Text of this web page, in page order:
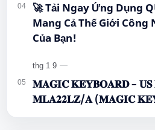
🚀 Tải Ngay Ứng Dụng
Mang Cả Thế Giới Công
Của Bạn!
𝐌𝐀𝐆𝐈𝐂 𝐊𝐄𝐘𝐁𝐎𝐀𝐑𝐃 – 𝐔𝐒
𝐌𝐋𝐀𝟐𝟐𝐋𝐙/𝐀 (𝐌𝐀𝐆𝐈𝐂